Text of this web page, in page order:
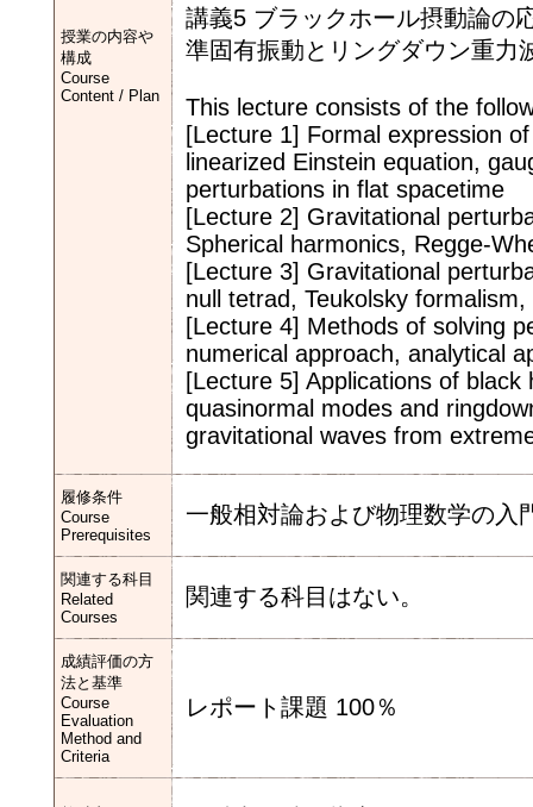
授業の内容や
構成
Course
Content / Plan
講義5 ブラックホール摂動論の
準固有振動とリングダウン重力
This lecture consists of the
[Lecture 1] Formal expression
linearized Einstein equation,
perturbations in flat spacetime
[Lecture 2] Gravitational
Spherical harmonics, Regge-
[Lecture 3] Gravitational
null tetrad, Teukolsky
[Lecture 4] Methods of solving
numerical approach, analytical
[Lecture 5] Applications of
quasinormal modes and
gravitational waves from
履修条件
Course
Prerequisites
一般相対論および物理数学の入
関連する科目
Related
Courses
関連する科目はない。
成績評価の方
法と基準
Course
Evaluation
Method and
Criteria
レポート課題 100％